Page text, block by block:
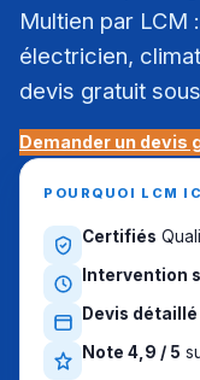
Multien par LCM
électricien,
devis gratuit
Demander un devis
POURQUOI LCM
Certifiés
Intervention
Devis détaillé
Note 4,9 / 5